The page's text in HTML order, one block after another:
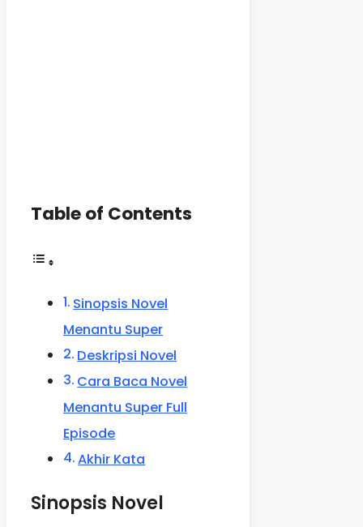
Table of Contents
Sinopsis Novel
Menantu Super
Deskripsi Novel
Cara Baca Novel
Menantu Super Full
Episode
Akhir Kata
Sinopsis Novel